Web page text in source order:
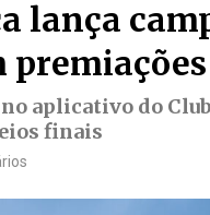
lança
premiações
aplicativo do
finais